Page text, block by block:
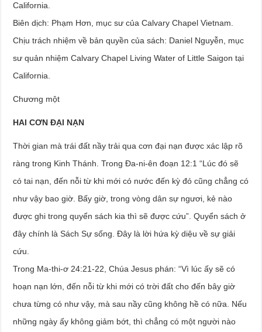
California.
Biên dịch: Phạm Hơn, mục sư của Calvary Chapel Vietnam.
Chịu trách nhiệm về bản quyền của sách: Daniel Nguyễn, mục
sư quản nhiệm Calvary Chapel Living Water of Little Saigon tại
California.
Chương một
HAI CƠN ĐẠI NẠN
Thời gian mà trái đất nầy trải qua cơn đại nạn được xác lập rõ
ràng trong Kinh Thánh. Trong Đa-ni-ên đoạn 12:1 “Lúc đó sẽ
có tai nạn, đến nỗi từ khi mới có nước đến kỳ đó cũng chẳng có
như vậy bao giờ. Bấy giờ, trong vòng dân sự ngươi, kẻ nào
được ghi trong quyển sách kia thì sẽ được cứu”. Quyển sách ở
đây chính là Sách Sự sống. Đây là lời hứa kỳ diệu về sự giải
cứu.
Trong Ma-thi-ơ 24:21-22, Chúa Jesus phán: “Vì lúc ấy sẽ có
hoạn nạn lớn, đến nỗi từ khi mới có trời đất cho đến bây giờ
chưa từng có như vậy, mà sau nầy cũng không hề có nữa. Nếu
những ngày ấy không giảm bớt, thì chẳng có một người nào